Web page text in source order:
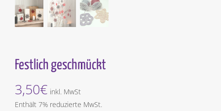
Festlich geschmückt
3,50€ inkl. MwSt
Enthält 7% reduzierte MwSt.